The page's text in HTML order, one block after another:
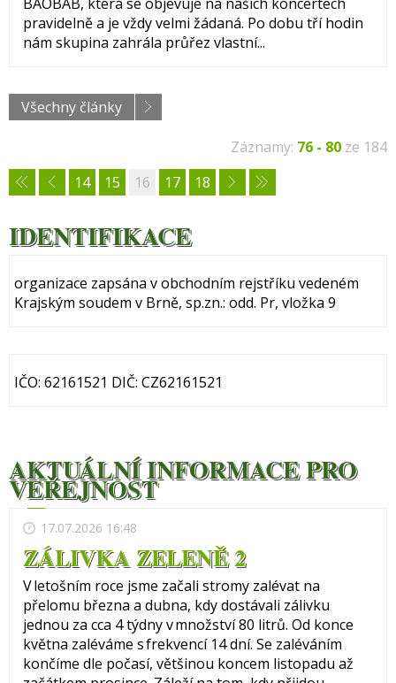
pravidelně a je vždy velmi žádaná. Po dobu tří hodin
nám skupina zahrála průřez vlastní...
Všechny články
Záznamy: 76 - 80 ze 184
14
15 16 17 18
IDENTIFIKACE
organizace zapsána v obchodním rejstříku vedeném
Krajským soudem v Brně, sp.zn.: odd. Pr, vložka 9
IČO: 62161521 DIČ: CZ62161521
AKTUÁLNÍ INFORMACE PRO
VEŘEJNOST
17.07.2026 16:48
ZÁLIVKA ZELENĚ 2
V letošním roce jsme začali stromy zalévat na
přelomu března a dubna, kdy dostávali zálivku
jednou za cca 4 týdny v množství 80 litrů. Od konce
května zaléváme s frekvencí 14 dní. Se zaléváním
končíme dle počasí, většinou koncem listopadu až